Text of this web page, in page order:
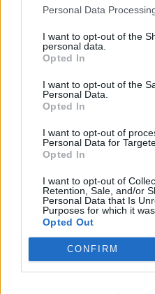
Personal Data
I want to opt-out of the
personal data.
Opted In
I want to opt-out of the
Personal Data.
Opted In
I want to opt-out of
Personal Data for
Opted In
I want to opt-out of
Retention, Sale, and/or
Personal Data that Is
Purposes for which it
Opted Out
CONFIRM
ρυθμούς της Λευκής
Μουσική, παιδικές δράσεις,
κεράσματα και μεγάλες
απόγευμα – Ο Γιάννης
παρουσίασε στον «Ν» 99 fm
αναλυτικό πρόγραμμα
ΡΕΠΟΡΤΑΖ ΔΡΑΣΕΙΣ
Για τον «πυρηνικό εφιάλτη»
ειρήνης Λέσβου
Μια συγκέντρωση γεμάτη
μηνύματα και νοήματα για
πόλεμο και την ειρήνη